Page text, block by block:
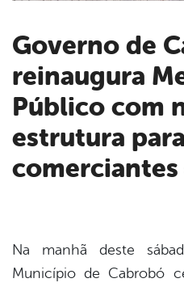
Governo de Cabrobó
reinaugura
Público com
estrutura para
Na manhã deste
Município de Cabrobó